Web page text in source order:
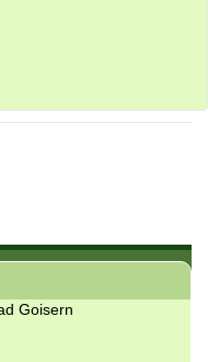
Goisern